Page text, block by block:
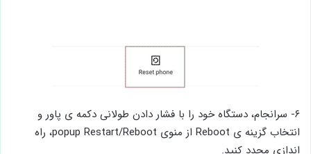
۶- سرانجام، دستگاه خود را با فشار دادن طولانی دکمه ی پاور و
انتخاب گزینه ی Reboot از منوی popup Restart/Reboot، راه
اندازی مجدد کنید.